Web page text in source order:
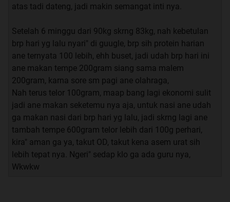
atas tadi dateng, jadi makin semangat inti nya.
Setelah 6 minggu dari 90kg skrng 83kg, nah kebetulan
brp hari yg lalu nyari" di guugle, brp sih protein harian
ane ternyata 100 lebih, ehh buset, jadi udah brp hari ini
ane makan tempe 200gram siang sama malem
200gram, karna sore sm pagi ane olahraga,
Nah terus telor 100gram, maap bang lagi ekonomi sulit
jadi ane makan seketemu nya aja, untuk nasi ane udah
ga makan nasi dari brp hari yg lalu, jadi skrng lagi ane
tambah tempe 600gram telor lebih dari 100g perhari,
kira" aman ga ya, takut OD, takut kena asem urat sih
lebih tepat nya. Ngeri" sedap klo ga ada guru nya,
Wkwkw